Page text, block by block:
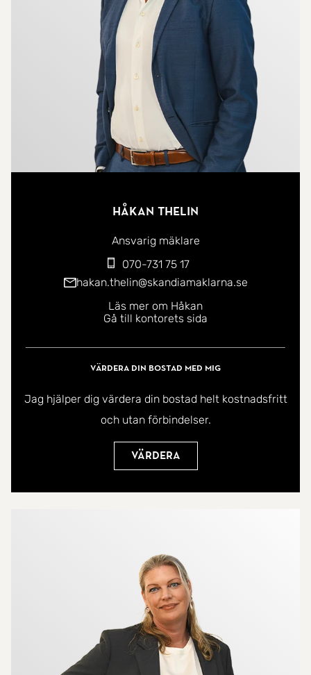
Håkan Thelin
Ansvarig mäklare
070-731 75 17
hakan.thelin@skandiamaklarna.se
Läs mer om Håkan
Gå till kontorets sida
Värdera din bostad med mig
Jag hjälper dig värdera din bostad helt kostnadsfritt
och utan förbindelser.
Värdera